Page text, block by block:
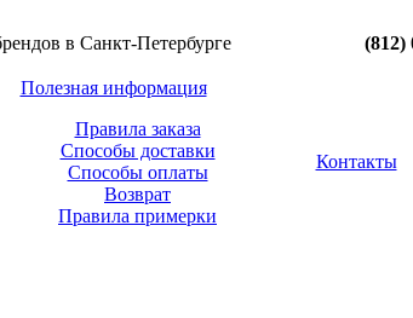
в Санкт-Петербурге (812)
Полезная информация
Правила заказа
Способы доставки
Способы оплаты
Возврат
Правила примерки
Контакты